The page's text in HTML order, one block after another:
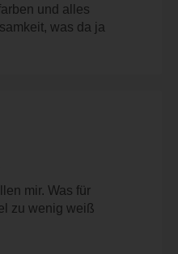
und alles
was da ja
mir. Was für
zu wenig weiß